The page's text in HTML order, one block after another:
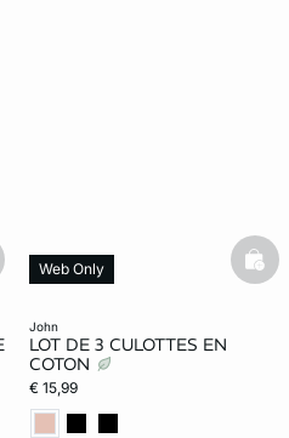
john
LOT DE 3 CULOTTES EN
COTON
€ 15,99
Web Only